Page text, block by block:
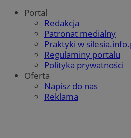
Portal
Redakcja
Patronat medialny
Praktyki w
Regulaminy portalu
Polityka prywatności
Oferta
Napisz do nas
Reklama